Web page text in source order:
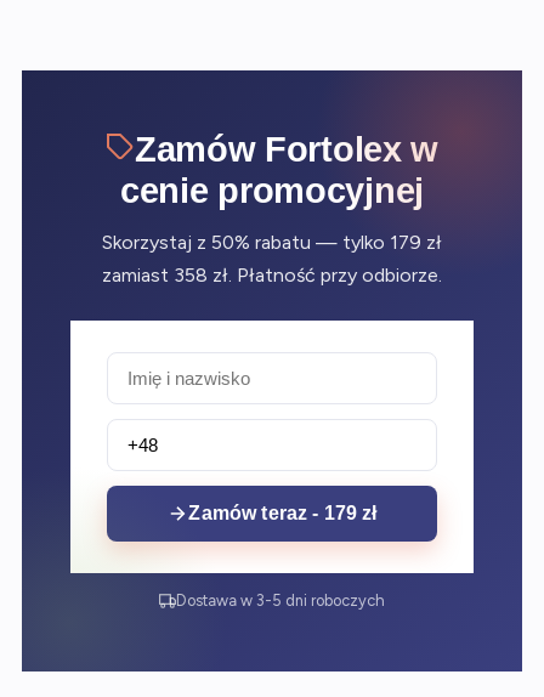
Zamów Fortolex w
cenie promocyjnej
Skorzystaj z 50% rabatu — tylko 179 zł
zamiast 358 zł. Płatność przy odbiorze.
Zamów teraz - 179 zł
Dostawa w 3-5 dni roboczych